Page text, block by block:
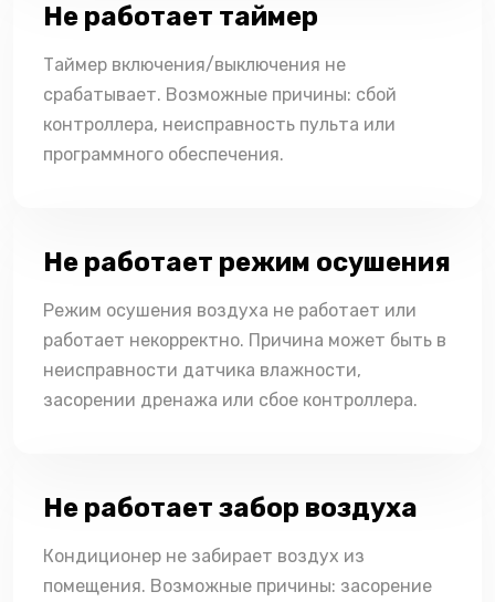
Не работает таймер
Таймер включения/выключения не
срабатывает. Возможные причины: сбой
контроллера, неисправность пульта или
программного обеспечения.
Не работает режим осушения
Режим осушения воздуха не работает или
работает некорректно. Причина может быть в
неисправности датчика влажности,
засорении дренажа или сбое контроллера.
Не работает забор воздуха
Кондиционер не забирает воздух из
помещения. Возможные причины: засорение